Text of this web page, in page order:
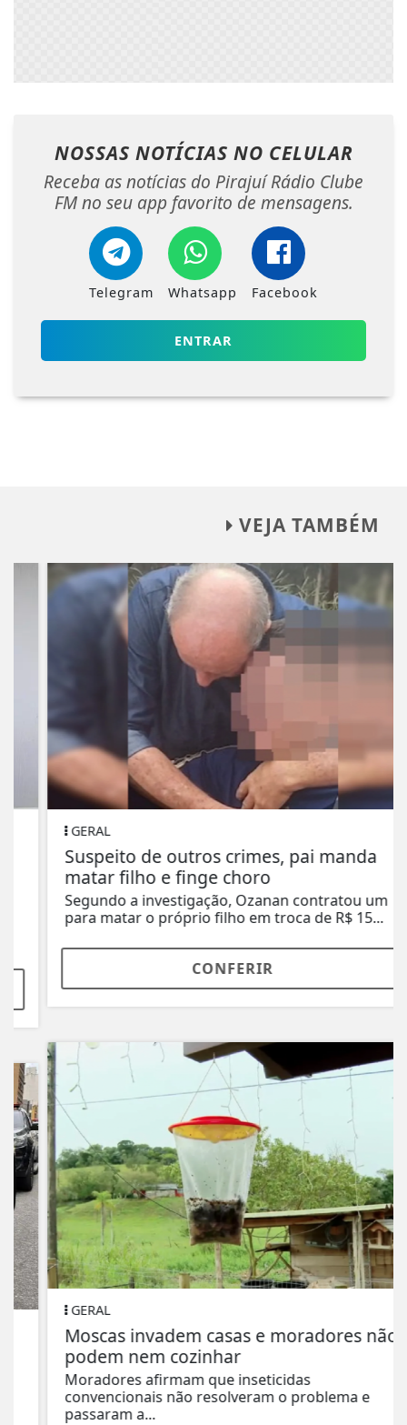
NOSSAS NOTÍCIAS NO CELULAR
Receba as notícias do Pirajuí Rádio Clube
FM no seu app favorito de mensagens.
Telegram Whatsapp Facebook
ENTRAR
VEJA TAMBÉM
GERAL
Suspeito de outros crimes, pai manda
matar filho e finge choro
Segundo a investigação, Ozanan contratou um
para matar o próprio filho em troca de R$ 15...
CONFERIR
GERAL
Moscas invadem casas e moradores não
podem nem cozinhar
Moradores afirmam que inseticidas
convencionais não resolveram o problema e
passaram a...